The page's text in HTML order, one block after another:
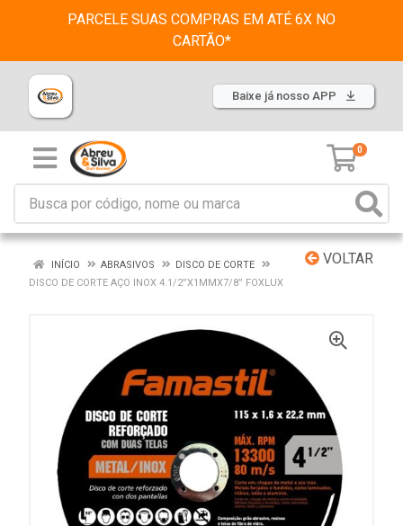
PARCELE SUAS COMPRAS EM ATÉ 6X NO
CARTÃO*
Baixe já nosso APP
0
VOLTAR
INÍCIO ABRASIVOS
DISCO DE CORTE
DISCO DE CORTE AÇO INOX 4.1/2”X1MMX7/8” FOXLUX